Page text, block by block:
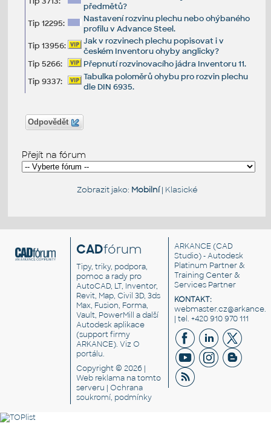
předmětů?
Tip 12295:
Nastavení rozvinu plechu nebo ohýbaného
profilu v Advance Steel.
Tip 13956:
Jak v rozvinech plechu popisovat i v
českém Inventoru ohyby anglicky?
Tip 5266:
Přepnutí rozvinovacího jádra Inventoru 11.
Tip 9337:
Tabulka poloměrů ohybu pro rozvin plechu
dle DIN 6935.
Odpovědět
Přejít na fórum
Zobrazit jako: Mobilní| Klasické
CADfórum
Tipy, triky, podpora,
pomoc a rady pro
AutoCAD, LT, Inventor,
Revit, Map, Civil 3D, 3ds
Max, Fusion, Forma,
Vault, PowerMill a další
Autodesk aplikace
(support firmy
ARKANCE). VizO
portálu.
Copyright © 2026 |
Web reklama na tomto
serveru |Ochrana
soukromí, podmínky
ARKANCE (CAD
Studio) - Autodesk
Platinum Partner &
Training Center &
Services Partner
KONTAKT:
| tel. +420 910 970 111